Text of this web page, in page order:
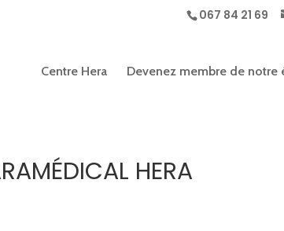
067 84 21 69
Centre Hera Devenez membre de notre
HERA